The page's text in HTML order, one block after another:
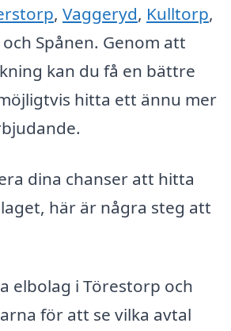
, Vaggeryd, Kulltorp,
Spånen. Genom att
kan du få en bättre
hitta ett ännu mer
dina chanser att hitta
här är några steg att
elbolag i Törestorp och
för att se vilka avtal